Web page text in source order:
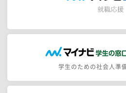
学生のための社会人準